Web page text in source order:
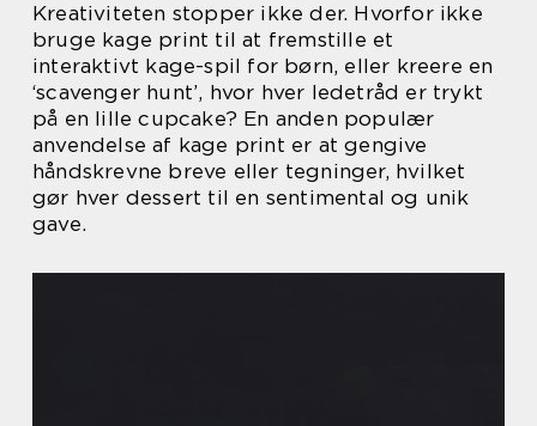
Kreativiteten stopper ikke der. Hvorfor ikke
bruge kage print til at fremstille et
interaktivt kage-spil for børn, eller kreere en
‘scavenger hunt’, hvor hver ledetråd er trykt
på en lille cupcake? En anden populær
anvendelse af kage print er at gengive
håndskrevne breve eller tegninger, hvilket
gør hver dessert til en sentimental og unik
gave.